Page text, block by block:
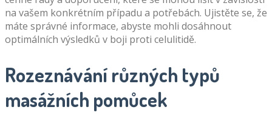
na vašem konkrétním případu a potřebách. Ujistěte se, že
máte správné informace, abyste mohli dosáhnout
optimálních výsledků v boji proti celulitidě.
Rozeznávání různých typů
masážních pomůcek